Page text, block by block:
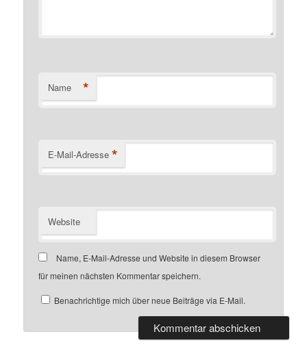
Name *
E-Mail-Adresse *
Website
Name, E-Mail-Adresse und Website in diesem Browser
für meinen nächsten Kommentar speichern.
Benachrichtige mich über neue Beiträge via E-Mail.